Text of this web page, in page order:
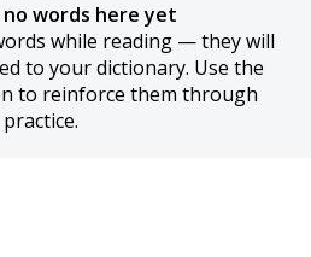
words here yet
while reading — they will
to your dictionary. Use the
to reinforce them through
practice.